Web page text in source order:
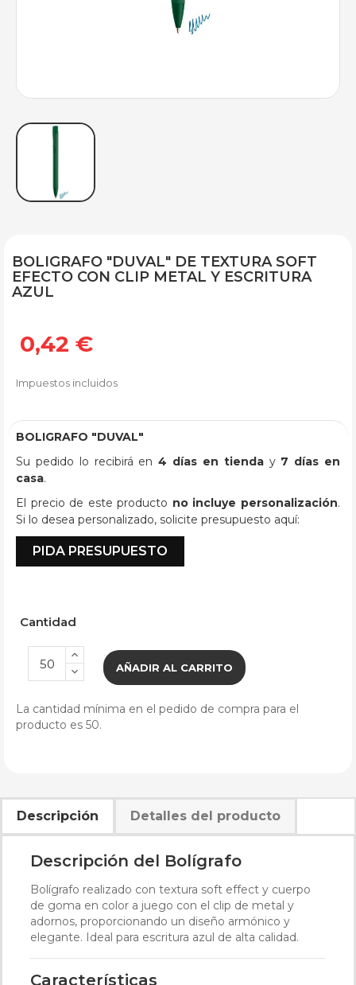
BOLIGRAFO "DUVAL" DE TEXTURA SOFT
EFECTO CON CLIP METAL Y ESCRITURA
AZUL
0,42 €
Impuestos incluidos
BOLIGRAFO "DUVAL"
Su pedido lo recibirá en4 días en tienday 7 días en
casa.
El precio de este producto no incluye personalización.
Si lo desea personalizado, solicite presupuesto aquí:
PIDA PRESUPUESTO
Cantidad
AÑADIR AL CARRITO
La cantidad mínima en el pedido de compra para el
producto es 50.
Descripción Detalles del producto
Descripción del Bolígrafo
Bolígrafo realizado con textura soft effect y cuerpo
de goma en color a juego con el clip de metal y
adornos, proporcionando un diseño armónico y
elegante. Ideal para escritura azul de alta calidad.
Características